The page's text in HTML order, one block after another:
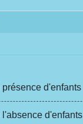
présence d'enfants
l'absence d'enfants